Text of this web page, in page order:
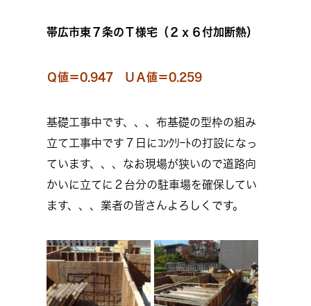
帯広市東７条のＴ様宅（２ｘ６付加断熱）
Ｑ値＝0.947 ＵＡ値＝0.259
基礎工事中です、、、布基礎の型枠の組み
立て工事中です７日にｺﾝｸﾘｰﾄの打設になっ
ています、、、なお現場が狭いので道路向
かいに立てに２台分の駐車場を確保してい
ます、、、業者の皆さんよろしくです。